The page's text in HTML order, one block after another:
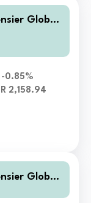
Global
-0.85%
2,158.94
Global